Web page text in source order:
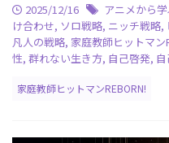
2025/12/16 アニメから
け合わせ, ソロ戦略, ニッチ戦略,
凡人の戦略, 家庭教師ヒットマン
性, 群れない生き方, 自己啓発,
家庭教師ヒットマンREBORN!